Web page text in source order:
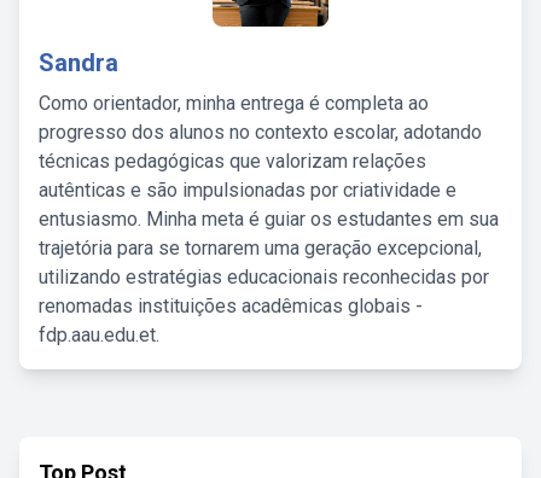
Sandra
Como orientador, minha entrega é completa ao
progresso dos alunos no contexto escolar, adotando
técnicas pedagógicas que valorizam relações
autênticas e são impulsionadas por criatividade e
entusiasmo. Minha meta é guiar os estudantes em sua
trajetória para se tornarem uma geração excepcional,
utilizando estratégias educacionais reconhecidas por
renomadas instituições acadêmicas globais -
fdp.aau.edu.et.
Top Post